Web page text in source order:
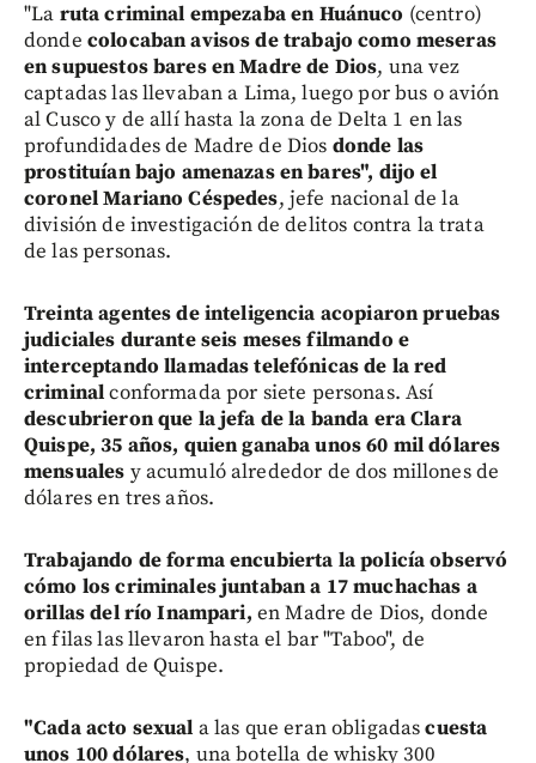
"La ruta criminal empezaba en Huánuco (centro)
donde colocaban avisos de trabajo como meseras
en supuestos bares en Madre de Dios, una vez
captadas las llevaban a Lima, luego por bus o avión
al Cusco y de allí hasta la zona de Delta 1 en las
profundidades de Madre de Dios donde las
prostituían bajo amenazas en bares", dijo el
coronel Mariano Céspedes, jefe nacional de la
división de investigación de delitos contra la trata
de las personas.
Treinta agentes de inteligencia acopiaron pruebas
judiciales durante seis meses filmando e
interceptando llamadas telefónicas de la red
criminalconformada por siete personas. Así
descubrieron que la jefa de la banda era Clara
Quispe, 35 años, quien ganaba unos 60 mil dólares
mensuales y acumuló alrededor de dos millones de
dólares en tres años.
Trabajando de forma encubierta la policía observó
cómo los criminales juntaban a 17 muchachas a
orillas del río Inampari, en Madre de Dios, donde
en filas las llevaron hasta el bar "Taboo", de
propiedad de Quispe.
"Cada acto sexual a las que eran obligadascuesta
unos 100 dólares, una botella de whisky 300